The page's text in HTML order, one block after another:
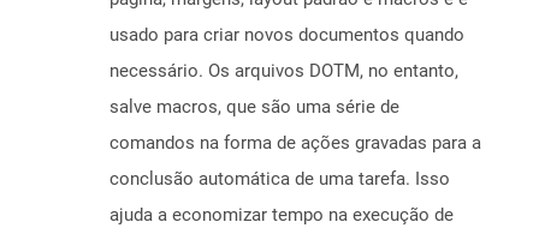
usado para criar novos documentos quando
necessário. Os arquivos DOTM, no entanto,
salve macros, que são uma série de
comandos na forma de ações gravadas para a
conclusão automática de uma tarefa. Isso
ajuda a economizar tempo na execução de